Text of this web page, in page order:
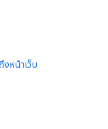
งหน้าเว็บ